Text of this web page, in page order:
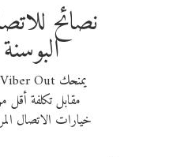
نصائح
مقابل تكلفة
خيارات الاتصال